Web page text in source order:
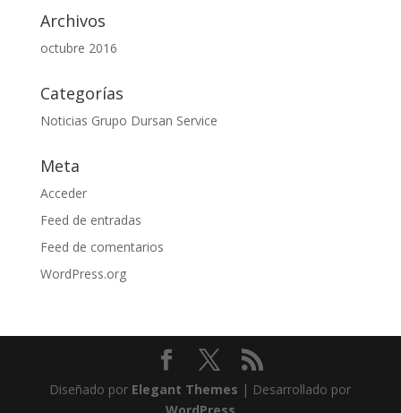
Archivos
octubre 2016
Categorías
Noticias Grupo Dursan Service
Meta
Acceder
Feed de entradas
Feed de comentarios
WordPress.org
Diseñado por Elegant Themes | Desarrollado por